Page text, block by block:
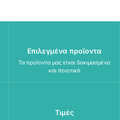
Επιλεγμένα προϊοντα
Τα προϊοντα μας είναι δοκιμασμένα
και ποιοτικά
Τιμές